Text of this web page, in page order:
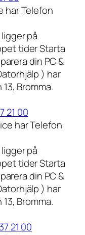
har Telefon
på
tider Starta
din PC &
) har
Bromma.
21 00
har Telefon
på
tider Starta
din PC &
) har
Bromma.
21 00